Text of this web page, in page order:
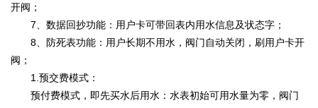
开阀；
7、数据回抄功能：用户卡可带回表内用水信息及状态字；
8、防死表功能：用户长期不用水，阀门自动关闭，刷用户卡开
阀；
1.预交费模式：
预付费模式，即先买水后用水：水表初始可用水量为零，阀门